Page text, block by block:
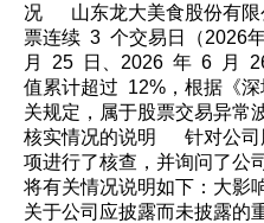
况 山东龙大美食股份有限
票连续 3 个交易日（
月 25 日、2026 年 6 月
值累计超过 12%，根据《
关规定，属于股票交易异
核实情况的说明 针对公司
项进行了核查，并询问了公
将有关情况说明如下：大影
关于公司应披露而未披露的